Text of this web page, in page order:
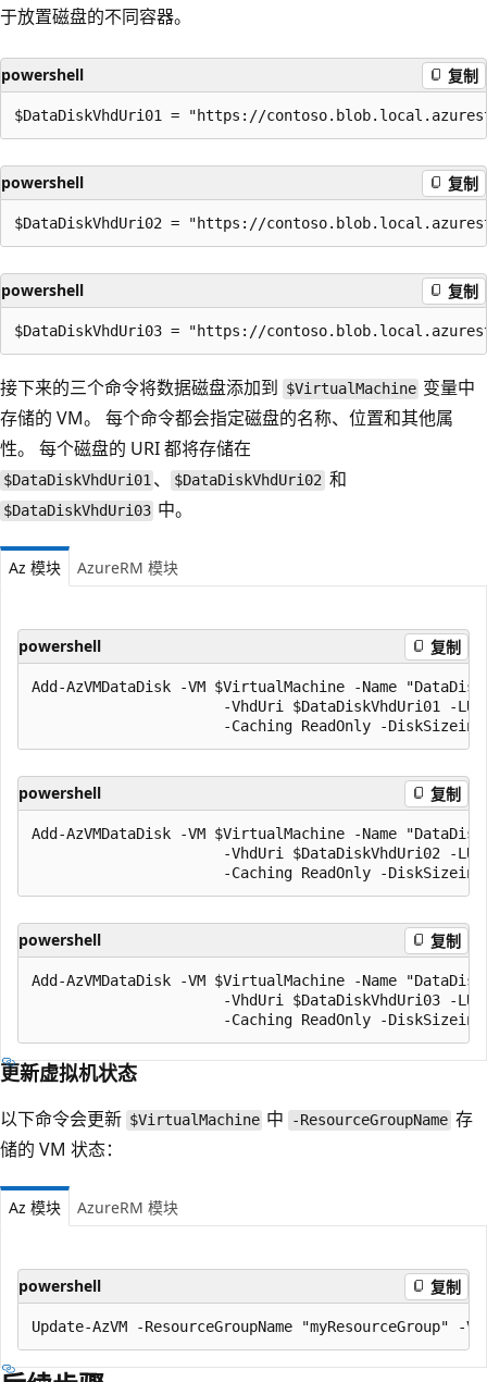
于放置磁盘的不同容器。
powershell 复制
powershell 复制
powershell 复制
接下来的三个命令将数据磁盘添加到 $VirtualMachine 变量中
存储的 VM。 每个命令都会指定磁盘的名称、位置和其他属
性。 每个磁盘的 URI 都将存储在
$DataDiskVhdUri01 、 $DataDiskVhdUri02 和
$DataDiskVhdUri03 中。
Az 模块 AzureRM 模块
powershell 复制
Add-AzVMDataDisk -VM $VirtualMachine -Name
-VhdUri $DataDiskVhdUri01 -LUN
powershell 复制
Add-AzVMDataDisk -VM $VirtualMachine -Name
-VhdUri $DataDiskVhdUri02 -LUN
powershell 复制
Add-AzVMDataDisk -VM $VirtualMachine -Name
-VhdUri $DataDiskVhdUri03 -LUN
更新虚拟机状态
以下命令会更新 $VirtualMachine 中 -ResourceGroupName 存
储的 VM 状态：
Az 模块 AzureRM 模块
powershell 复制